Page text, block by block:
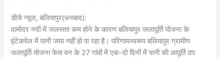
डीजे न्यूज, बलियापुर(धनबाद):
दामोदर नदी में जलस्तर कम होने के कारण बलियापुर जलापूर्ति योजना के
इंटेकवेल में पानी जमा नहीं हो पा रहा है। परिणामस्वरूप बलियापुर ग्रामीण
जलापूर्ति योजना फेस वन के 27 गांवों में एक-दो दिनों में पानी की आपूर्ति ठप